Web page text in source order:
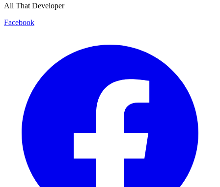
All That Developer
Facebook